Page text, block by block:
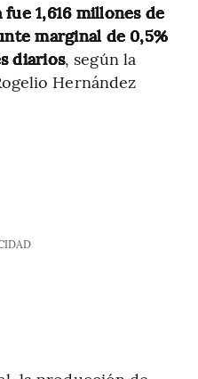
1,616 millones de
marginal de 0,5%
diarios, según la
Hernández